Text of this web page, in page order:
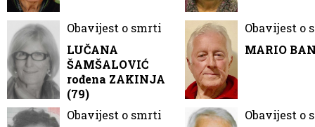
Obavijest o smrti
LUČANA
ŠAMŠALOVIĆ
rođena ZAKINJA
(79)
Obavijest o
MARIO
Obavijest o smrti
Obavijest o